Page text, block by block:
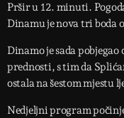
Pršir u 12. minuti.
Dinamu je nova tri boda
Dinamo je sada
prednosti, s tim da
ostala na šestom mjestu
Nedjeljni program